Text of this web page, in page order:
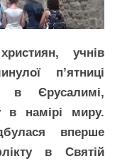
учнів
п’ятниці
в Єрусалимі,
в намірі миру.
вперше
в Святій